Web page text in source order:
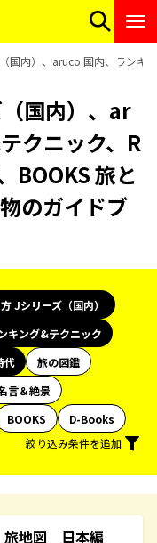
国内）、aruco 国内、ランキ
国内）、ar
クニック、R
旅と
のガイドブ
Jシリーズ（国内）
キング&テクニック
代
旅の図鑑
言＆絶景
BOOKS
D-Books
絞り込み条件を追加
地図 日本編